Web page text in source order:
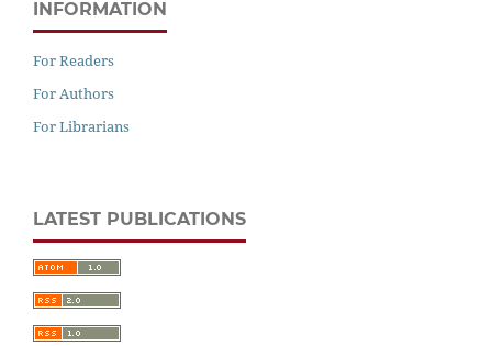
INFORMATION
For Readers
For Authors
For Librarians
LATEST PUBLICATIONS